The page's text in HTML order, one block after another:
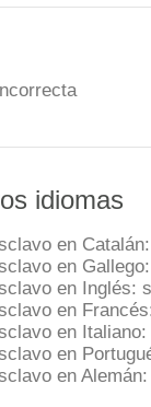
idiomas
en Catalán:
en Gallego:
en Inglés:
en
en Italiano:
en
en Alemán: